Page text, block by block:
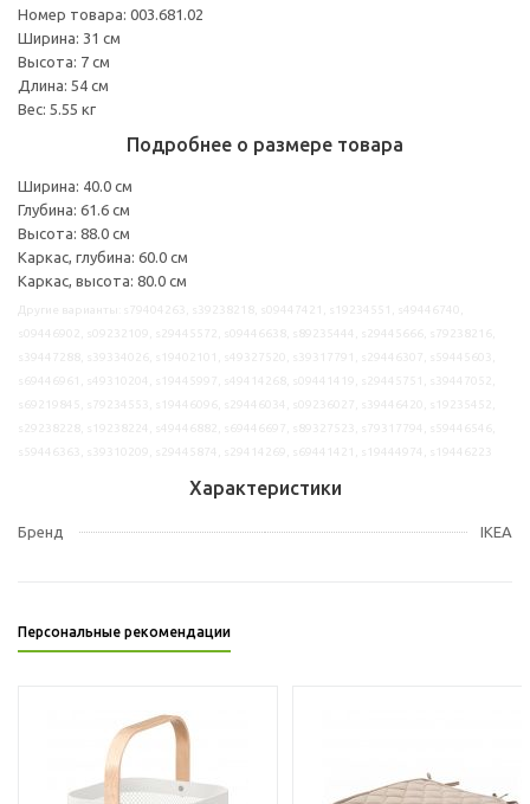
Номер товара: 003.681.02
Ширина: 31 см
Высота: 7 см
Длина: 54 см
Вес: 5.55 кг
Подробнее о размере товара
Ширина: 40.0 см
Глубина: 61.6 см
Высота: 88.0 см
Каркас, глубина: 60.0 см
Каркас, высота: 80.0 см
Характеристики
Бренд IKEA
Персональные рекомендации